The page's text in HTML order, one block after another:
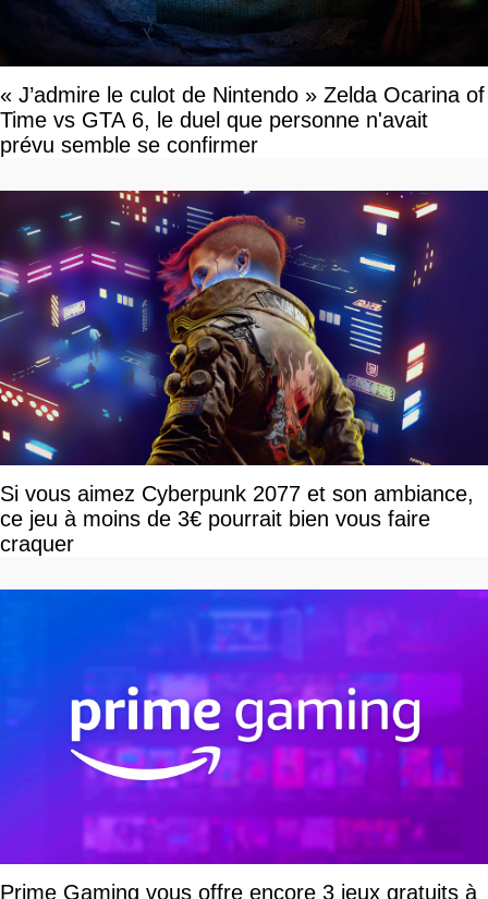
« J’admire le culot de Nintendo » Zelda Ocarina of
Time vs GTA 6, le duel que personne n'avait
prévu semble se confirmer
Si vous aimez Cyberpunk 2077 et son ambiance,
ce jeu à moins de 3€ pourrait bien vous faire
craquer
Prime Gaming vous offre encore 3 jeux gratuits à